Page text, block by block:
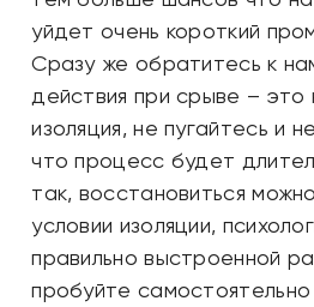
уйдет очень короткий
Сразу же обратитесь к
действия при срыве – это
изоляция, не пугайтесь и
что процесс будет
так, восстановиться
условии изоляции,
правильно выстроенной
пробуйте